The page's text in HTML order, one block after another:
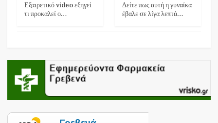
Εξαιρετικό video εξηγεί
τι προκαλεί ο…
Δείτε πως αυτή η γυναίκα
έβαλε σε λίγα λεπτά…